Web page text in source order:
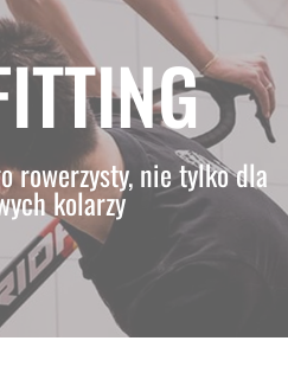
rowerzysty, nie tylko dla
kolarzy